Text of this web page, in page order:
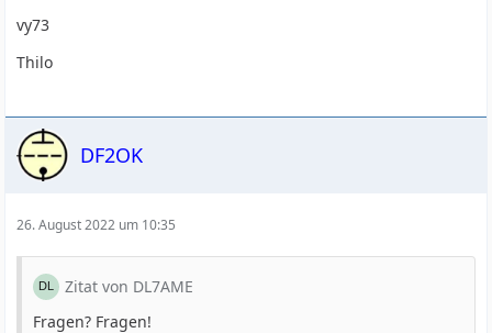
vy73
Thilo
DF2OK
26. August 2022 um 10:35
Zitat von DL7AME
Fragen? Fragen!